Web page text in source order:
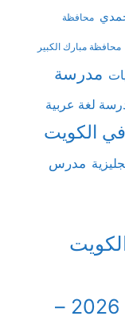
محافظة
محافظة مبارك الكبير
مدرسة
لغة عربية
الكويت
مدرس
التقويم الدراسي الكويت 2026 –